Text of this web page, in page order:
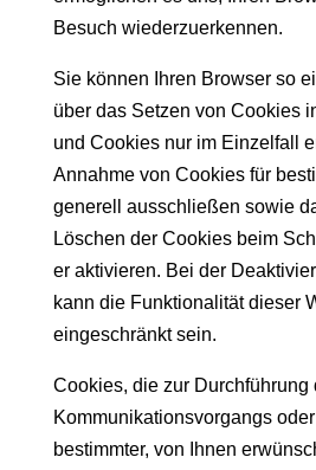
Besuch wiederzuerkennen.
Sie kön­nen Ihren Brows­er so
über das Set­zen von Cook­ies
und Cook­ies nur im Einzelfall
Annahme von Cook­ies für
generell auss­chließen sowie
Löschen der Cook­ies beim
er aktivieren. Bei der
kann die Funk­tion­al­ität dieser
eingeschränkt sein.
Cook­ies, die zur Durch­führung
Kom­mu­nika­tionsvor­gangs
bes­timmter, von Ihnen